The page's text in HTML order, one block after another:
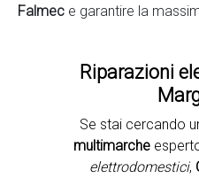
Falmec e garantire la
Riparazioni
Se stai cercando
multimarche
elettrodomestici,